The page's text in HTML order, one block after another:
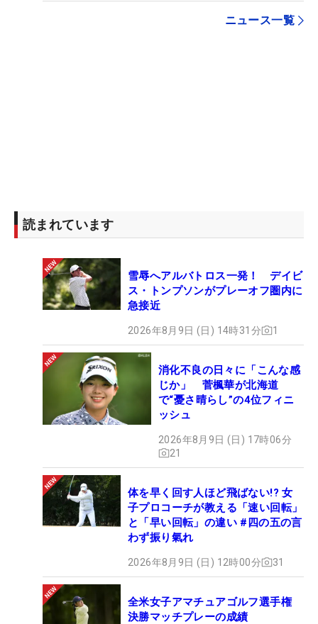
ニュース一覧
読まれています
雪辱へアルバトロス一発！ デイビ
ス・トンプソンがプレーオフ圏内に
急接近
2026年8月9日 (日) 14時31分 1
消化不良の日々に「こんな感
じか」 菅楓華が北海道
で“憂さ晴らし”の4位フィニ
ッシュ
2026年8月9日 (日) 17時06分
21
体を早く回す人ほど飛ばない!? 女
子プロコーチが教える「速い回転」
と「早い回転」の違い #四の五の言
わず振り氣れ
2026年8月9日 (日) 12時00分 31
全米女子アマチュアゴルフ選手権
決勝マッチプレーの成績